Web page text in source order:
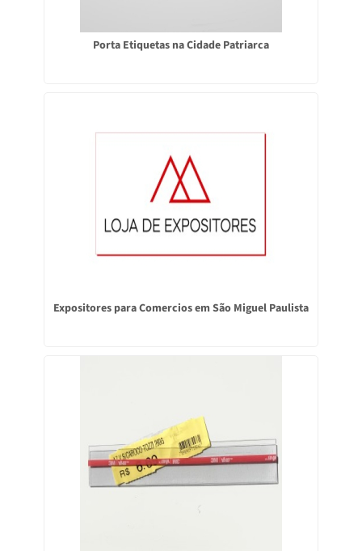
Porta Etiquetas na Cidade Patriarca
Expositores para Comercios em São Miguel Paulista